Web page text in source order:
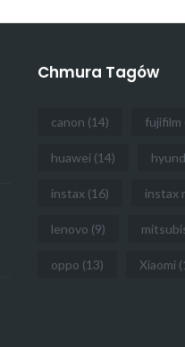
Chmura Tagów
canon (14) fujifilm
huawei (14)
instax (16) instax
lenovo (9)
oppo (13) Xiaomi